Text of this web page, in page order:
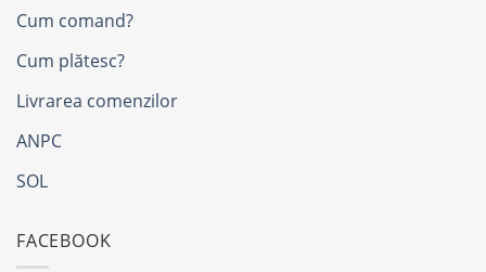
Cum comand?
Cum plătesc?
Livrarea comenzilor
ANPC
SOL
FACEBOOK